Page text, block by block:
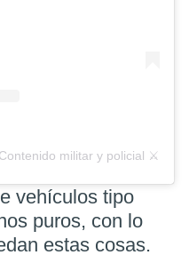
militar y policial ⚔️🇪🇸
vehículos tipo
puros, con lo
estas cosas.